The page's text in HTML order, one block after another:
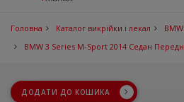
Головна Каталог викрійки і лекал
BMW 3 Series M-Sport 2014 Седан
ДОДАТИ ДО КОШИКА